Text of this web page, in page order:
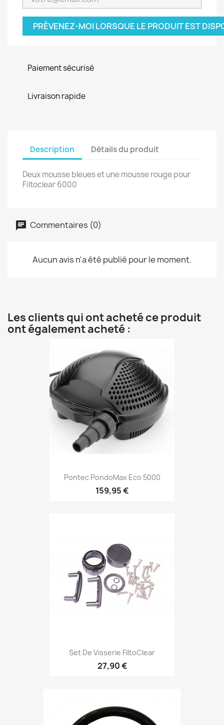
PRÉVENEZ-MOI LORSQUE LE PRODUIT EST
Paiement sécurisé
Livraison rapide
Description Détails du produit
Deux mousse bleues et une mousse rouge pour
Filtoclear 6000
Commentaires (0)
Aucun avis n'a été publié pour le moment.
Les clients qui ont acheté ce produit
ont également acheté :
Pontec PondoMax Eco 5000
159,95 €
Set De Visserie FiltoClear
27,90 €